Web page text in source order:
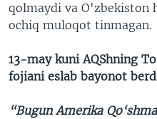
qolmaydi va O'zbekiston
ochiq muloqot tinmagan.
13-may kuni AQShning
fojiani eslab bayonot
“Bugun Amerika